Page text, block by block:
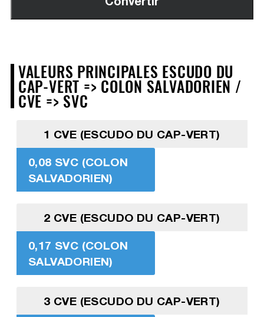
VALEURS PRINCIPALES ESCUDO DU
CAP-VERT => COLON SALVADORIEN /
CVE => SVC
1 CVE (ESCUDO DU CAP-VERT)
0,08 SVC (COLON
SALVADORIEN)
2 CVE (ESCUDO DU CAP-VERT)
0,17 SVC (COLON
SALVADORIEN)
3 CVE (ESCUDO DU CAP-VERT)